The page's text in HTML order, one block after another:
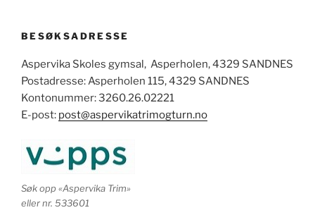
BESØKSADRESSE
Aspervika Skoles gymsal, Asperholen, 4329 SANDNES
Postadresse: Asperholen 115, 4329 SANDNES
Kontonummer: 3260.26.02221
E-post: post@aspervikatrimogturn.no
Søk opp «Aspervika Trim»
eller nr. 533601